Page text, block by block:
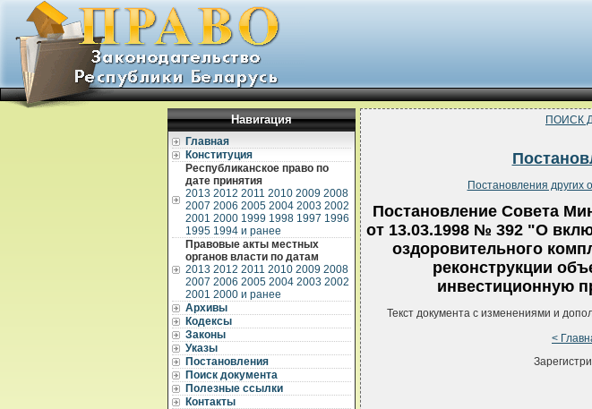
Навигация
Главная
Конституция
Республиканское право по
дате принятия
2013 2012 2011 2010 2009 2008
2007 2006 2005 2004 2003 2002
2001 2000 1999 1998 1997 1996
1995 1994 и ранее
Правовые акты местных
органов власти по датам
2013 2012 2011 2010 2009 2008
2007 2006 2005 2004 2003 2002
2001 2000 и ранее
Архивы
Кодексы
Законы
Указы
Постановления
Поиск документа
Полезные ссылки
Контакты
ПОИСК
Постановления других
Постановление Совета
от 13.03.1998 № 392 "О
оздоровительного
реконструкции
инвестиционную
Текст документа с изменениями и
<